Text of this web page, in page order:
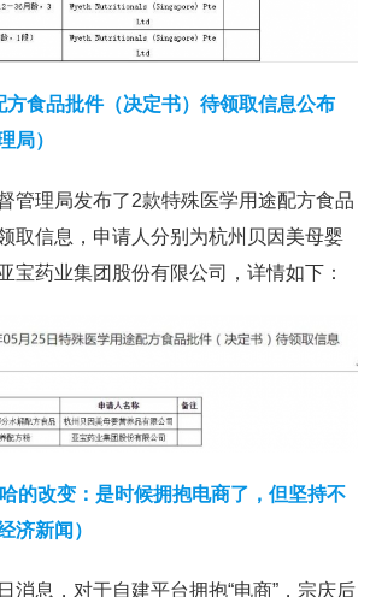
方食品批件（决定书）待领取信息公布
局）
管理局发布了2款特殊医学用途配方食品
取信息，申请人分别为杭州贝因美母婴
宝药业集团股份有限公司，详情如下：
的改变：是时候拥抱电商了，但坚持不
济新闻）
消息，对于自建平台拥抱“电商”，宗庆后